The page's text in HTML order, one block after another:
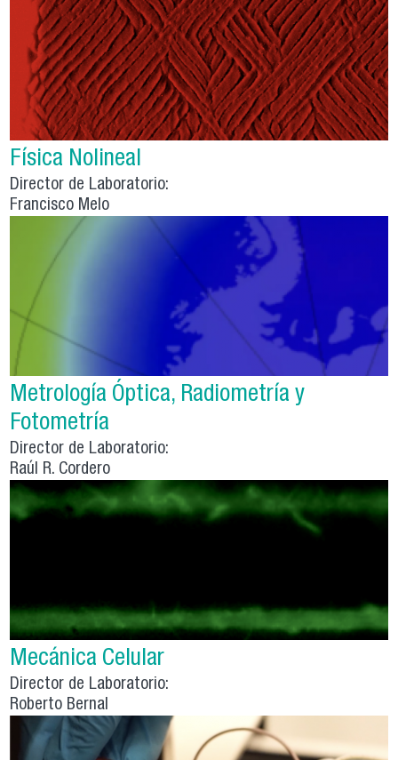
Física Nolineal
Director de Laboratorio:
Francisco Melo
Metrología Óptica, Radiometría y
Fotometría
Director de Laboratorio:
Raúl R. Cordero
Mecánica Celular
Director de Laboratorio:
Roberto Bernal